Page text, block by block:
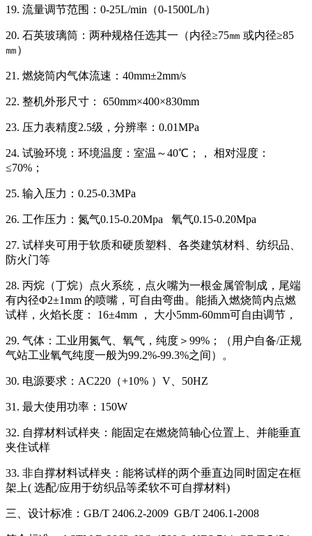
19. 流量调节范围：0-25L/min（0-1500L/h）
20. 石英玻璃筒：两种规格任选其一（内径≥75㎜ 或内径≥85
㎜）
21. 燃烧筒内气体流速：40mm±2mm/s
22. 整机外形尺寸： 650mm×400×830mm
23. 压力表精度2.5级，分辨率：0.01MPa
24. 试验环境：环境温度：室温～40℃；， 相对湿度：
≤70%；
25. 输入压力：0.25-0.3MPa
26. 工作压力：氮气0.15-0.20Mpa 氧气0.15-0.20Mpa
27. 试样夹可用于软质和硬质塑料、各类建筑材料、纺织品、
防火门等
28. 丙烷（丁烷）点火系统，点火嘴为一根金属管制成，尾端
有内径Φ2±1mm 的喷嘴，可自由弯曲。能插入燃烧筒内点燃
试样，火焰长度： 16±4mm ， 大小5mm-60mm可自由调节，
29. 气体：工业用氮气、氧气，纯度＞99%；（用户自备/正规
气站工业氧气纯度一般为99.2%-99.3%之间）。
30. 电源要求：AC220（+10% ）V、50HZ
31. 最大使用功率：150W
32. 自撑材料试样夹：能固定在燃烧筒轴心位置上、并能垂直
夹住试样
33. 非自撑材料试样夹：能将试样的两个垂直边同时固定在框
架上( 选配/应用于纺织品等柔软不可自撑材料)
三、设计标准：GB/T 2406.2-2009 GB/T 2406.1-2008